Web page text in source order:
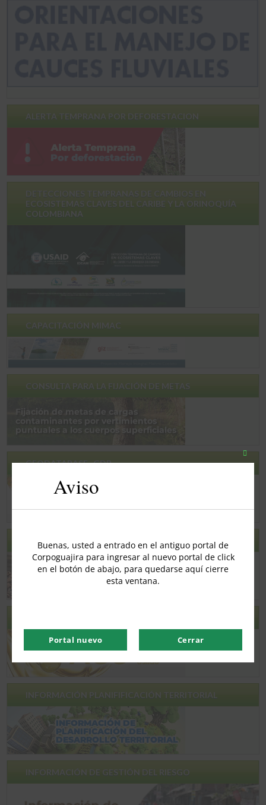
ALERTA TEMPRANA POR DEFORESTACION
ECOSISTEMAS CLAVES DEL CARIBE Y LA ORINOQUÍA
COLOMBIANA
CAPACITACIÓN MIMAC
CONSULTA PARA LA FIJACIÓN DE METAS
GEODATABASE -GDB
RCD
INFORMACIÓN PLANIFIFICACIÓN TERRITORIAL
INFORMACIÓN DE GESTIÓN DEL RIESGO
Close
Aviso
Buenas, usted a entrado en el antiguo portal de
Corpoguajira para ingresar al nuevo portal de click
en el botón de abajo, para quedarse aquí cierre
esta ventana.
Portal nuevo Cerrar